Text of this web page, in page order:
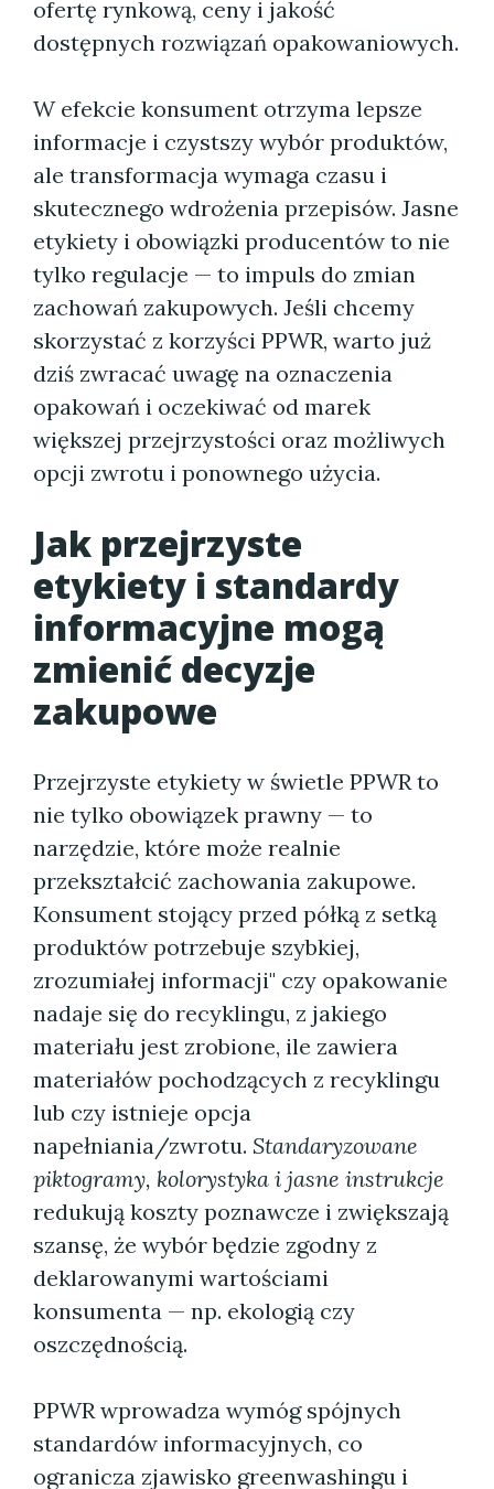
ofertę rynkową, ceny i jakość
dostępnych rozwiązań opakowaniowych.
W efekcie konsument otrzyma lepsze
informacje i czystszy wybór produktów,
ale transformacja wymaga czasu i
skutecznego wdrożenia przepisów. Jasne
etykiety i obowiązki producentów to nie
tylko regulacje — to impuls do zmian
zachowań zakupowych. Jeśli chcemy
skorzystać z korzyści PPWR, warto już
dziś zwracać uwagę na oznaczenia
opakowań i oczekiwać od marek
większej przejrzystości oraz możliwych
opcji zwrotu i ponownego użycia.
Jak przejrzyste
etykiety i standardy
informacyjne mogą
zmienić decyzje
zakupowe
Przejrzyste etykiety w świetle PPWR to
nie tylko obowiązek prawny — to
narzędzie, które może realnie
przekształcić zachowania zakupowe.
Konsument stojący przed półką z setką
produktów potrzebuje szybkiej,
zrozumiałej informacji" czy opakowanie
nadaje się do recyklingu, z jakiego
materiału jest zrobione, ile zawiera
materiałów pochodzących z recyklingu
lub czy istnieje opcja
napełniania/zwrotu. Standaryzowane
piktogramy, kolorystyka i jasne instrukcje
redukują koszty poznawcze i zwiększają
szansę, że wybór będzie zgodny z
deklarowanymi wartościami
konsumenta — np. ekologią czy
oszczędnością.
PPWR wprowadza wymóg spójnych
standardów informacyjnych, co
ogranicza zjawisko greenwashingu i